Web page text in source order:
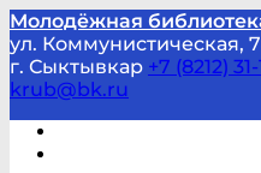
Молодёжная
ул. Коммунистическая,
г. Сыктывкар +7 (8212)
krub@bk.ru